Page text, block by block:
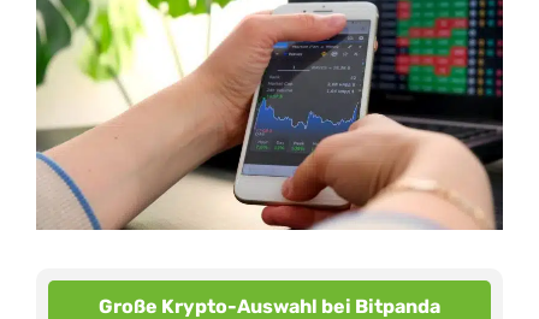
Große Krypto-Auswahl bei Bitpanda